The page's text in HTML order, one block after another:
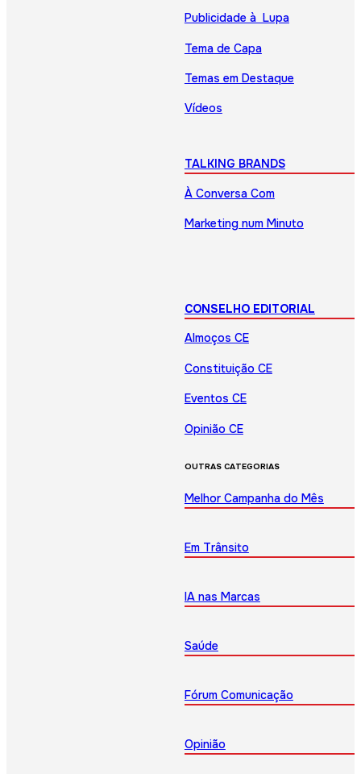
Publicidade à Lupa
Tema de Capa
Temas em Destaque
Vídeos
TALKING BRANDS
À Conversa Com
Marketing num Minuto
CONSELHO EDITORIAL
Almoços CE
Constituição CE
Eventos CE
Opinião CE
OUTRAS CATEGORIAS
Melhor Campanha do Mês
Em Trânsito
IA nas Marcas
Saúde
Fórum Comunicação
Opinião